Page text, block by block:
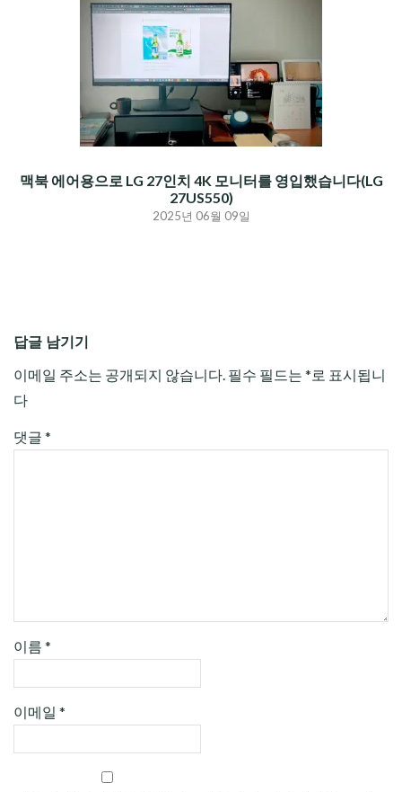
맥북 에어용으로 LG 27인치 4K 모니터를 영입했습니다(LG
27US550)
2025년 06월 09일
답글 남기기
이메일 주소는 공개되지 않습니다. 필수 필드는 * 로 표시됩니
다
댓글 *
이름 *
이메일 *